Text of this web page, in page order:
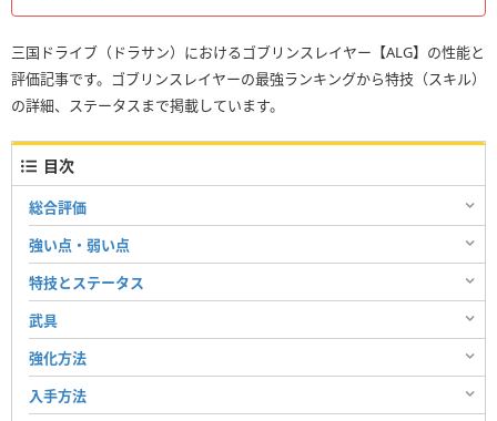
三国ドライブ（ドラサン）におけるゴブリンスレイヤー【ALG】の性能と
評価記事です。ゴブリンスレイヤーの最強ランキングから特技（スキル）
の詳細、ステータスまで掲載しています。
目次
総合評価
強い点・弱い点
特技とステータス
武具
強化方法
入手方法